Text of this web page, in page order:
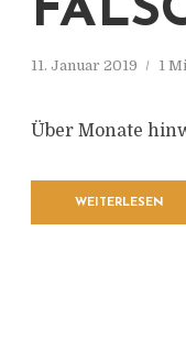
11. Januar 2019 1
Über Monate
WEITERLESEN